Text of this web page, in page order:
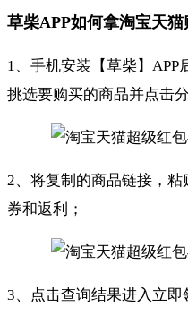
草柴APP如何拿淘宝天猫
1、手机安装【草柴】APP
挑选要购买的商品并点击
2、将复制的商品链接，
券和返利；
3、点击查询结果进入立即